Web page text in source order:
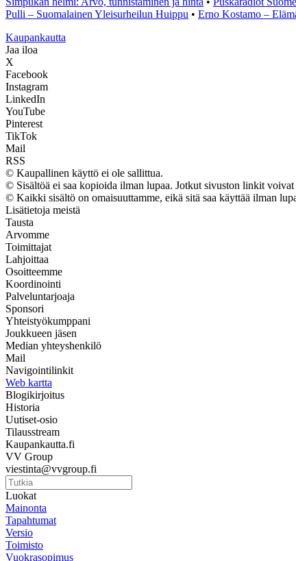
Pulli – Suomalainen Yleisurheilun Huippu • Erno Kostamo –
Kaupankautta
Jaa iloa
X
Facebook
Instagram
LinkedIn
YouTube
Pinterest
TikTok
Mail
RSS
© Kaupallinen käyttö ei ole sallittua.
© Sisältöä ei saa kopioida ilman lupaa. Jotkut sivuston linkit
© Kaikki sisältö on omaisuuttamme, eikä sitä saa käyttää ilman
Lisätietoja meistä
Tausta
Arvomme
Toimittajat
Lahjoittaa
Osoitteemme
Koordinointi
Palveluntarjoaja
Sponsori
Yhteistyökumppani
Joukkueen jäsen
Median yhteyshenkilö
Mail
Navigointilinkit
Web kartta
Blogikirjoitus
Historia
Uutiset-osio
Tilausstream
Kaupankautta.fi
VV Group
viestinta@vvgroup.fi
Luokat
Mainonta
Tapahtumat
Versio
Toimisto
Vuokrasopimus